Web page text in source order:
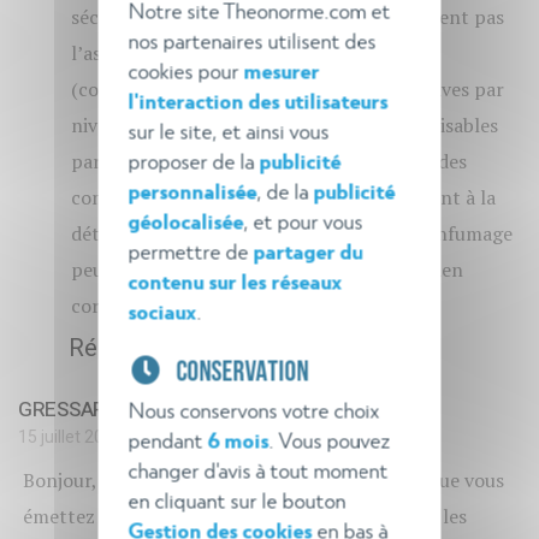
sécurité habitation n’imposent effectivement pas
l’asservissement du désenfumage au SSI
(commandes manuelles prioritaires sélectives par
niveau installées à proximité des accès utilisables
par les services de secours) mais le report des
commandes manuelles ou un asservissement à la
détection automatique d’incendie du désenfumage
peut être exigé pour les cas particuliers. Bien
cordialement, Théo
Répondre
GRESSARD
15 juillet 2020
Bonjour, Je m'interroge sur les préconisations que vous
émettez en termes d'équipement d'alarme dans les
Notre site Theonorme.com et
nos partenaires utilisent des
cookies pour mesurer
l'interaction des utilisateurs
sur le site, et ainsi vous
proposer de la publicité
personnalisée, de la publicité
géolocalisée, et pour vous
permettre de partager du
contenu sur les réseaux
sociaux
CONSERVATION
Nous conservons votre choix
pendant6 mois. Vous pouvez
changer d'avis à tout moment
en cliquant sur le bouton
Gestion des cookiesen bas à